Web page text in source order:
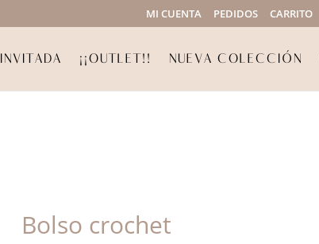
MI CUENTA PEDIDOS CARRITO
INVITADA ¡¡OUTLET!! NUEVA COLECCIÓN
Bolso crochet